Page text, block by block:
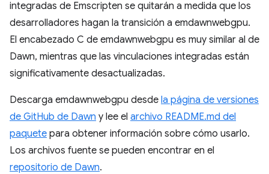
integradas de Emscripten se quitarán a medida que los
desarrolladores hagan la transición a emdawnwebgpu.
El encabezado C de emdawnwebgpu es muy similar al de
Dawn, mientras que las vinculaciones integradas están
significativamente desactualizadas.
Descarga emdawnwebgpu desde la página de versiones
de GitHub de Dawn y lee el archivo README.md del
paquete para obtener información sobre cómo usarlo.
Los archivos fuente se pueden encontrar en el
repositorio de Dawn.